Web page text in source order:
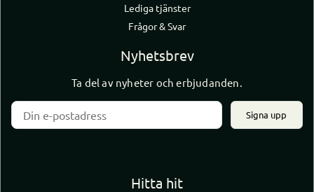
Lediga tjänster
Frågor & Svar
Nyhetsbrev
Ta del av nyheter och erbjudanden.
Signa upp
Hitta hit